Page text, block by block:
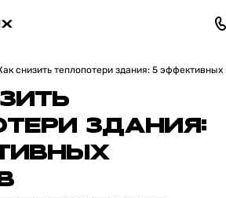
снизить теплопотери здания: 5
ЗДАНИЯ: